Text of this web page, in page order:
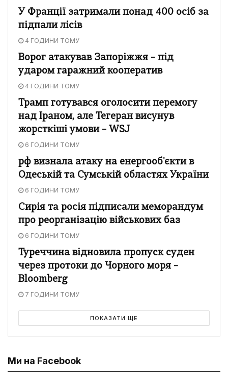
У Франції затримали понад 400 осіб за
підпали лісів
4 ГОДИНИ ТОМУ
Ворог атакував Запоріжжя – під
ударом гаражний кооператив
4 ГОДИНИ ТОМУ
Трамп готувався оголосити перемогу
над Іраном, але Тегеран висунув
жорсткіші умови – WSJ
6 ГОДИНИ ТОМУ
рф визнала атаку на енергооб'єкти в
Одеській та Сумській областях України
6 ГОДИНИ ТОМУ
Сирія та росія підписали меморандум
про реорганізацію військових баз
6 ГОДИНИ ТОМУ
Туреччина відновила пропуск суден
через протоки до Чорного моря –
Bloomberg
7 ГОДИНИ ТОМУ
ПОКАЗАТИ ЩЕ
Ми на Facebook